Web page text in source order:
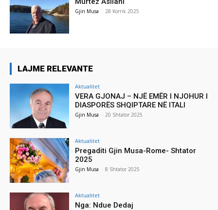
Gjin Musa - 28 Korrik 2025
LAJME RELEVANTE
Aktualitet
VERA GJONAJ – NJË EMËR I NJOHUR I
DIASPORËS SHQIPTARE NË ITALI
Gjin Musa - 20 Shtator 2025
Aktualitet
Pregaditi Gjin Musa-Rome- Shtator
2025
Gjin Musa - 8 Shtator 2025
Aktualitet
Nga: Ndue Dedaj